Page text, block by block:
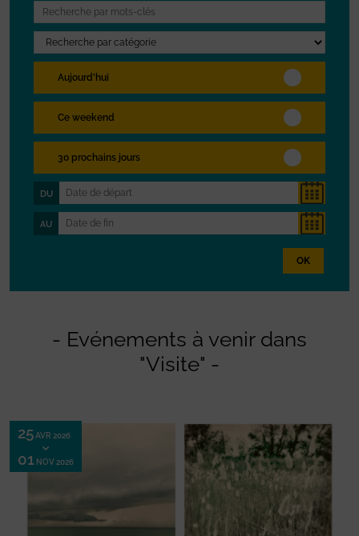
Aujourd'hui
Ce weekend
30 prochains jours
DU
AU
OK
- Evénements à venir dans
"Visite" -
25 AVR 2026
01 NOV 2026